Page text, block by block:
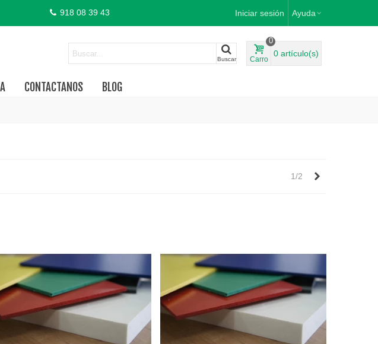
918 08 39 43 Iniciar sesión Ayuda
Buscar Carro
0
0 artículo(s)
CONTACTANOS BLOG
1/2